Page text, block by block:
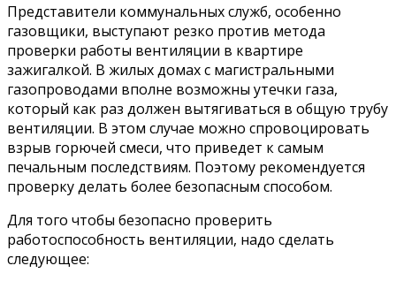
Представители коммунальных служб, особенно
газовщики, выступают резко против метода
проверки работы вентиляции в квартире
зажигалкой. В жилых домах с магистральными
газопроводами вполне возможны утечки газа,
который как раз должен вытягиваться в общую трубу
вентиляции. В этом случае можно спровоцировать
взрыв горючей смеси, что приведет к самым
печальным последствиям. Поэтому рекомендуется
проверку делать более безопасным способом.
Для того чтобы безопасно проверить
работоспособность вентиляции, надо сделать
следующее: